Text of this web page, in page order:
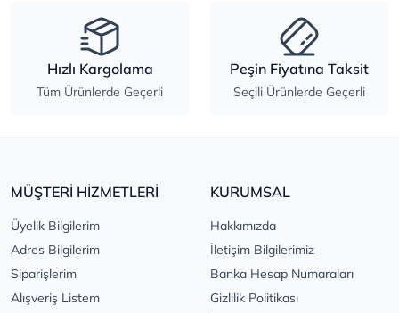
Hızlı Kargolama
Tüm Ürünlerde Geçerli
Peşin Fiyatına Taksit
Seçili Ürünlerde Geçerli
MÜŞTERİ HİZMETLERİ
Üyelik Bilgilerim
Adres Bilgilerim
Siparişlerim
Alışveriş Listem
KURUMSAL
Hakkımızda
İletişim Bilgilerimiz
Banka Hesap Numaraları
Gizlilik Politikası